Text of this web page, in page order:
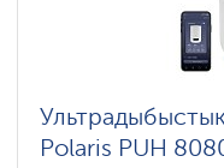
Polaris PUH